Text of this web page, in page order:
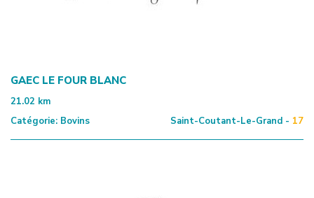
GAEC LE FOUR BLANC
21.02 km
Catégorie: Bovins Saint-Coutant-Le-Grand - 17